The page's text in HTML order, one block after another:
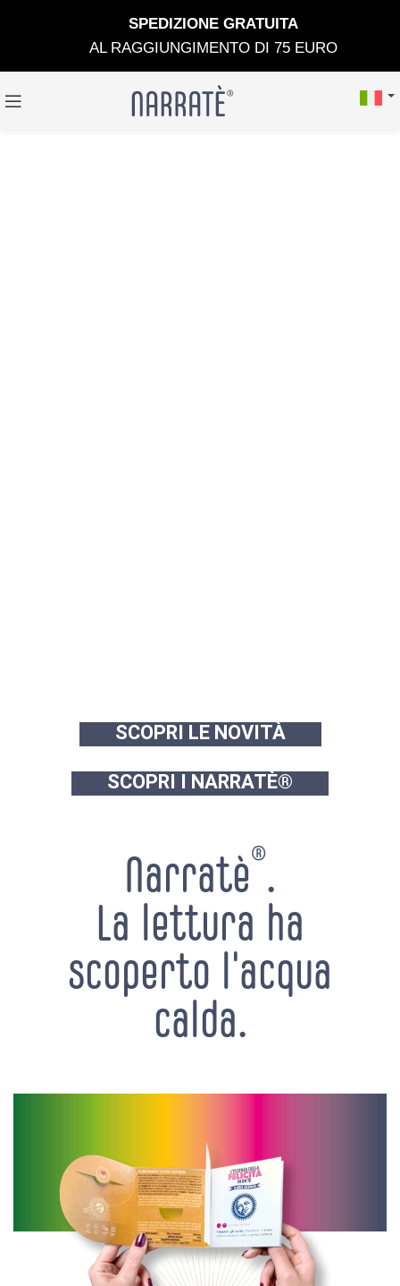
SCOPRI LE NOVITÀ
SCOPRI I NARRATÈ®
Narratè®.
La lettura ha
scoperto l'acqua
calda.
SPEDIZIONE GRATUITA
AL RAGGIUNGIMENTO DI 75 EURO